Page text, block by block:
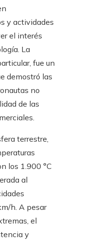
y actividades
el interés
La
fue un
demostró las
no
de las
terrestre,
los 1.900 °C
al
h. A pesar
el
y